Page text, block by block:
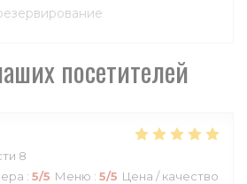
посетителей
8
: 5/5 Меню : 5/5 Цена / качество